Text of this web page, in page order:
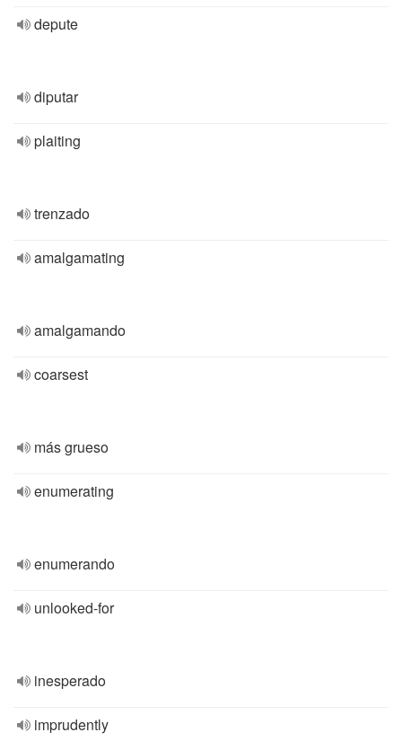
depute
diputar
plaiting
trenzado
amalgamating
amalgamando
coarsest
más grueso
enumerating
enumerando
unlooked-for
inesperado
imprudently